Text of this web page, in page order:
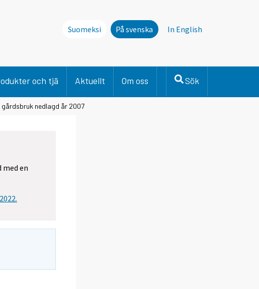
Suomeksi På svenska In English
och tjä Aktuellt Om oss Sök
nedlagd år 2007
en